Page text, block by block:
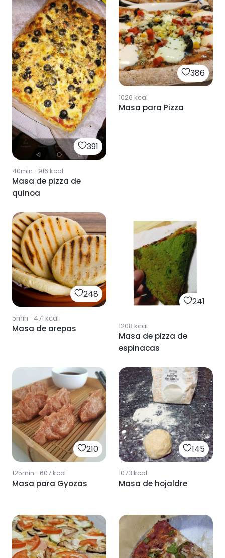
391
40min · 916 kcal
Masa de pizza de
quinoa
386
1026 kcal
Masa para Pizza
248
5min · 471 kcal
Masa de arepas
241
1208 kcal
Masa de pizza de
espinacas
210
125min · 607kcal
Masa para Gyozas
145
1073 kcal
Masa de hojaldre